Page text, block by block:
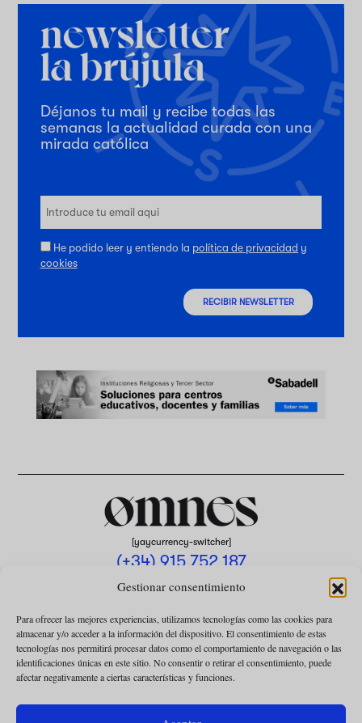
Gestionar consentimiento
Para ofrecer las mejores experiencias, utilizamos tecnologías como las cookies para
almacenar y/o acceder a la información del dispositivo. El consentimiento de estas
tecnologías nos permitirá procesar datos como el comportamiento de navegación o las
identificaciones únicas en este sitio. No consentir o retirar el consentimiento, puede
afectar negativamente a ciertas características y funciones.
Déjanos tu mail y recibe todas las
semanas la actualidad curada con una
mirada católica
He podido leer y entiendo la política de privacidad y
cookies
RECIBIR NEWSLETTER
[yaycurrency-switcher]
(+34) 915 752 187
omnes@omnesmag.com
POLÍTICA DE PRIVACIDAD